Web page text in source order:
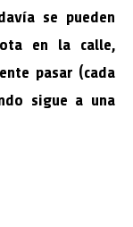
se pueden
en la calle,
pasar (cada
sigue a una